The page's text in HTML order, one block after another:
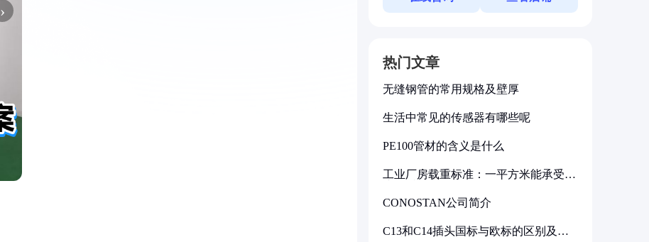
›
热门文章
无缝钢管的常用规格及壁厚
生活中常见的传感器有哪些呢
PE100管材的含义是什么
工业厂房载重标准：一平方米能承受多
CONOSTAN公司简介
C13和C14插头国标与欧标的区别及其